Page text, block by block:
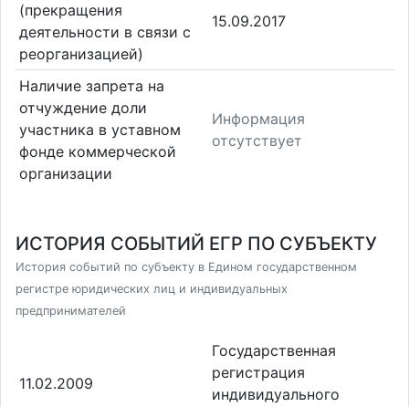
(прекращения
деятельности в связи с
реорганизацией)
15.09.2017
Наличие запрета на
отчуждение доли
участника в уставном
фонде коммерческой
организации
Информация
отсутствует
ИСТОРИЯ СОБЫТИЙ ЕГР ПО СУБЪЕКТУ
История событий по субъекту в Едином государственном
регистре юридических лиц и индивидуальных
предпринимателей
11.02.2009
Государственная
регистрация
индивидуального